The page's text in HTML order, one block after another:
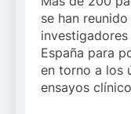
se han
España para
en torno a los
ensayos